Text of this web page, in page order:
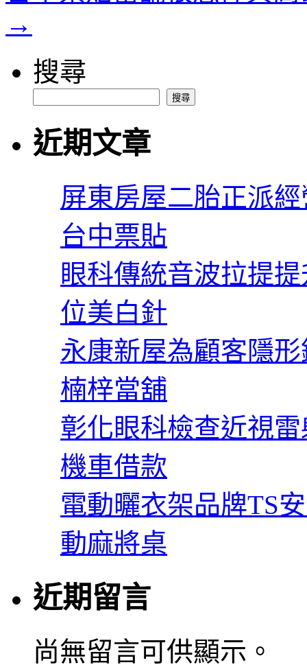
→
搜尋
搜尋
近期文章
屏東房屋二胎正派
台中票貼
眼科傳統音波拉提
位美白針
永康新屋為顧客隱
楠梓當舖
彰化眼科檢查近視
機車借款
電動曬衣架品牌TS
動麻將桌
近期留言
尚無留言可供顯示。